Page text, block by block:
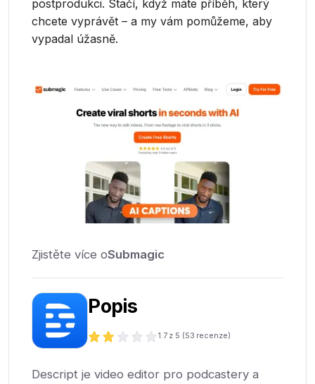
postprodukci. Stačí, když máte příběh, který
chcete vyprávět – a my vám pomůžeme, aby
vypadal úžasně.
Zjistěte více oSubmagic
Popis
1.7 z 5 (53 recenze)
Descript je video editor pro podcastery a